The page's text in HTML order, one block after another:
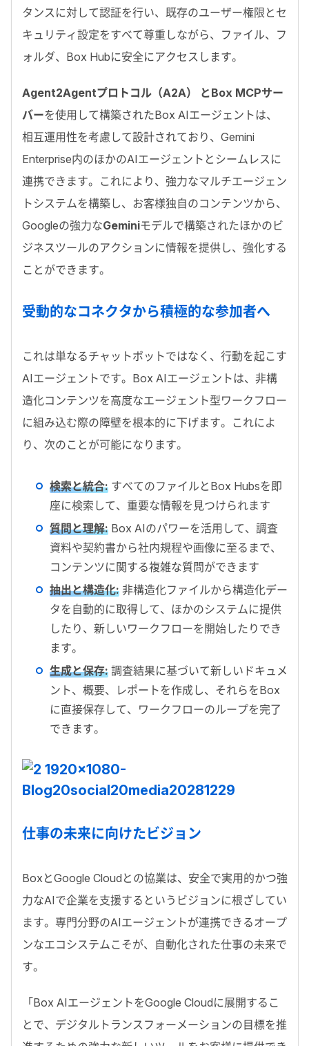
タンスに対して認証を行い、既存のユーザー権限とセ
キュリティ設定をすべて尊重しながら、ファイル、フ
ォルダ、 Box Hubに安全にアクセスします。
Agent2Agentプロトコル（A2A） とBox MCPサー
バーを使用して構築されたBox AIエージェントは、
相互運用性を考慮して設計されており、 Gemini
Enterprise内のほかのAIエージェントとシームレスに
連携できます。これにより、強力なマルチエージェン
トシステムを構築し、お客様独自のコンテンツから、
Googleの強力なGeminiモデルで構築されたほかのビ
ジネスツールのアクションに情報を提供し、強化する
ことができます。
受動的なコネクタから積極的な参加者へ
これは単なるチャットボットではなく、行動を起こす
AIエージェントです。 Box AIエージェントは、非構
造化コンテンツを高度なエージェント型ワークフロー
に組み込む際の障壁を根本的に下げます。これによ
り、次のことが可能になります。
検索と統合: すべてのファイルと Box Hubsを即
座に検索して、重要な情報を見つけられます
質問と理解: Box AIのパワーを活用して、調査
資料や契約書から社内規程や画像に至るまで、
コンテンツに関する複雑な質問ができます
抽出と構造化: 非構造化ファイルから構造化デー
タを自動的に取得して、ほかのシステムに提供
したり、新しいワークフローを開始したりでき
ます。
生成と保存: 調査結果に基づいて新しいドキュメ
ント、概要、レポートを作成し、それらをBox
に直接保存して、ワークフローのループを完了
できます。
仕事の未来に向けたビジョン
Box とGoogle Cloud との協業は、安全で実用的かつ強
力なAIで企業を支援するというビジョンに根ざしてい
ます。専門分野のAIエージェントが連携できるオープ
ンなエコシステムこそが、自動化された仕事の未来で
す。
「Box AIエージェントをGoogle Cloudに展開するこ
とで、デジタルトランスフォーメーションの目標を推